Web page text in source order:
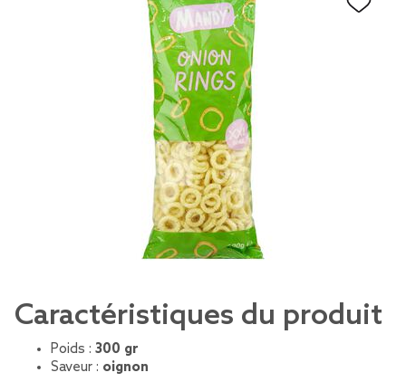
Caractéristiques du produit
Poids : 300 gr
Saveur : oignon